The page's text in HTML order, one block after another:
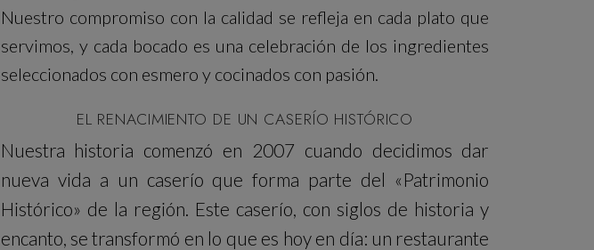
Nuestro compromiso con la calidad se refleja en cada plato que
servimos, y cada bocado es una celebración de los ingredientes
seleccionados con esmero y cocinados con pasión.
EL RENACIMIENTO DE UN CASERÍO HISTÓRICO
Nuestra historia comenzó en 2007 cuando decidimos dar
nueva vida a un caserío que forma parte del «Patrimonio
Histórico» de la región. Este caserío, con siglos de historia y
encanto, se transformó en lo que es hoy en día: un restaurante